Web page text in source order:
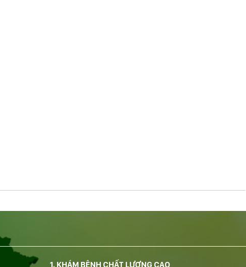
1. KHÁM BỆNH CHẤT LƯỢNG CAO